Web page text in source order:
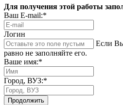
Для получения этой работы
Ваш E-mail:*
Логин
Если
равно не заполняйте его.
Ваше имя:*
Город, ВУЗ:*
Продолжить